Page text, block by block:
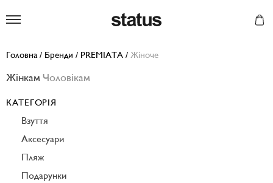
Головна / Бренди / PREMIATA / Жіноче
Жінкам Чоловікам
КАТЕГОРІЯ
Взуття
Аксесуари
Пляж
Подарунки